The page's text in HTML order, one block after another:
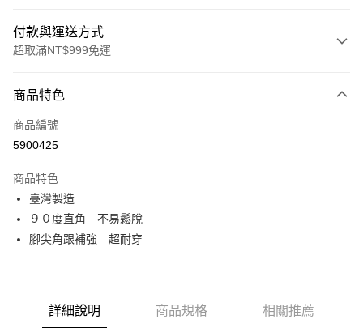
付款與運送方式
超取滿NT$999免運
信用卡一次付款
超商取貨付款
Apple Pay
街口支付
全家取貨付款
商品特色
商品編號
5900425
商品特色
臺灣製造
９０度直角 不易鬆脫
腳尖角跟補強 超耐穿
詳細說明 商品規格 相關推薦